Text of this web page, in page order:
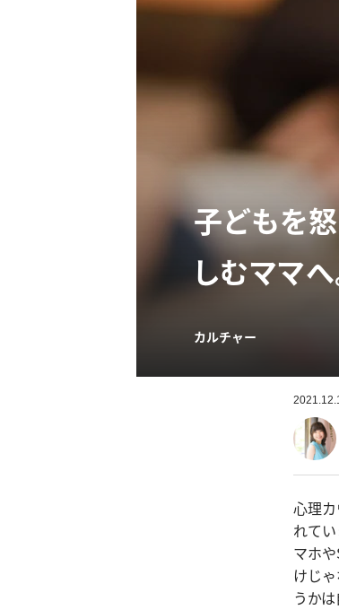
子どもを
しむママ
カルチャー
心理
れて
マホ
けじ
うか